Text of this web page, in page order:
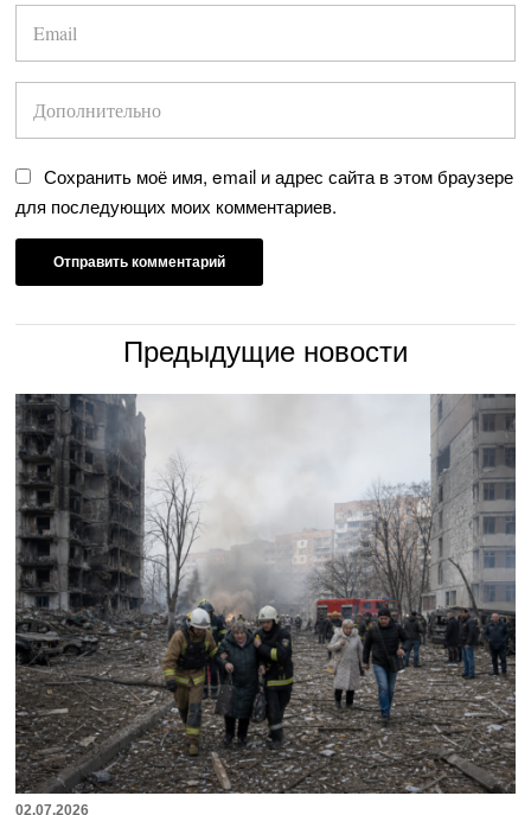
Сохранить моё имя, email и адрес сайта в этом браузере
для последующих моих комментариев.
Предыдущие новости
02.07.2026